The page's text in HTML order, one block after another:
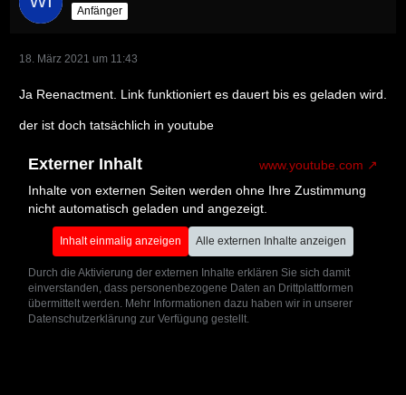
Anfänger
18. März 2021 um 11:43
Ja Reenactment. Link funktioniert es dauert bis es geladen wird.
der ist doch tatsächlich in youtube
Externer Inhalt
www.youtube.com
Inhalte von externen Seiten werden ohne Ihre Zustimmung
nicht automatisch geladen und angezeigt.
Inhalt einmalig anzeigen Alle externen Inhalte anzeigen
Durch die Aktivierung der externen Inhalte erklären Sie sich damit
einverstanden, dass personenbezogene Daten an Drittplattformen
übermittelt werden. Mehr Informationen dazu haben wir in unserer
Datenschutzerklärung zur Verfügung gestellt.